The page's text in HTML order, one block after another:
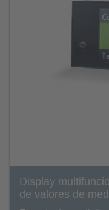
Display
de valores de